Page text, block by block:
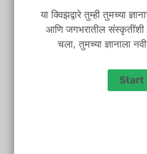
या क्विझद्वारे तुम्ही तुमच्या
आणि जगभरातील
चला, तुमच्या ज्ञानाला